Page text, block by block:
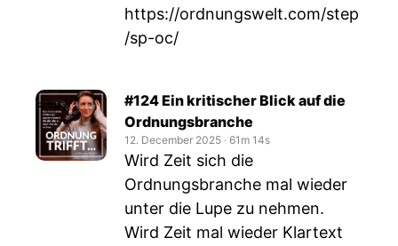
https://ordnungswelt.com/step
/sp-oc/
#124 Ein kritischer Blick auf die
Ordnungsbranche
12. December 2025 ‧ 61m 14s
Wird Zeit sich die
Ordnungsbranche mal wieder
unter die Lupe zu nehmen.
Wird Zeit mal wieder Klartext